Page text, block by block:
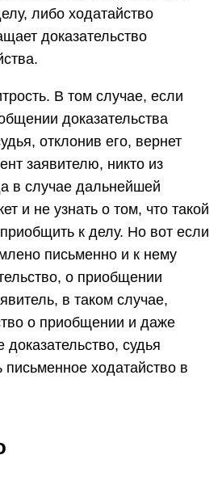
либо ходатайство
доказательство
В том случае, если
доказательства
отклонив его, вернет
заявителю, никто из
в случае дальнейшей
и не узнать о том, что такой
к делу. Но вот если
письменно и к нему
о приобщении
в таком случае,
о приобщении и даже
судья
ходатайство в